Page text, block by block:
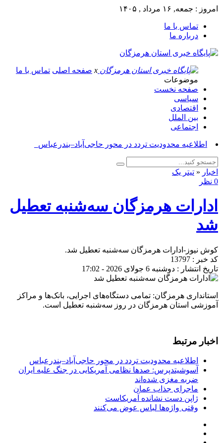
امروز : جمعه, ۱۶ مرداد , ۱۴۰۵
تماس با ما
درباره ما
x صفحه اصلی تماس با ما
موضوعات
صفحه نخست
سیاسی
اقتصادی
بین الملل
اجتماعی
اطلاعیه محدودیت تردد در محور حاجی‌آباد–بندرعباس_
اخبار « تیتر یک
0 نظر
ادارات هرمزگان سه‌شنبه تعطیل
شد
کوش نیوز-ادارات هرمزگان سه‌شنبه تعطیل شد.
کد خبر : 13797
تاریخ انتشار : دوشنبه 6 جولای 2026 - 17:02
استانداری هرمزگان: تمامی دستگاه‌های اجرایی، بانک‌ها و مراکز
آموزشی استان هرمزگان در روز سه‌شنبه تعطیل است.
اخبار مرتبط
اطلاعیه محدودیت تردد در محور حاجی‌آباد–بندرعباس
آسوشیتدپرس: صدها نظامی آمریکایی در جنگ علیه ایران
ضربه مغزی شده‌اند
ماجرای جذاب عمان
ژاپن دست نشانده آمریکاست
وقتی واژه‌ها لباس عوض می‌کنند